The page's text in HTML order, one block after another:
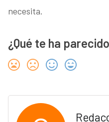
necesita.
¿Qué te ha